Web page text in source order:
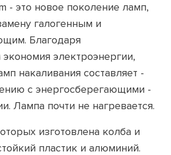
- это новое поколение ламп,
галогенным и
Благодаря
электроэнергии,
накаливания составляет -
с энергосберегающими -
Лампа почти не нагревается.
изготовлена ​​колба и
пластик и алюминий.